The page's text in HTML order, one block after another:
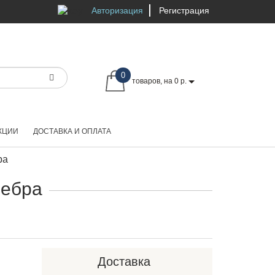
Авторизация Регистрация
0
товаров, на 0 р.
ДОСТАВКА И ОПЛАТА
Доставка